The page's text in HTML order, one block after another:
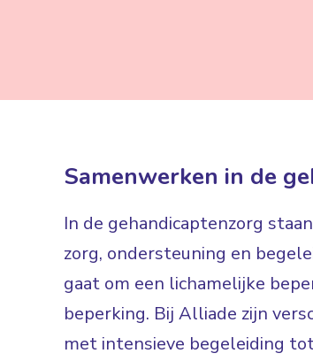
Samenwerken in de
In de gehandicaptenzorg
zorg, ondersteuning en
gaat om een lichamelijke
beperking. Bij Alliade zijn
met intensieve begeleiding